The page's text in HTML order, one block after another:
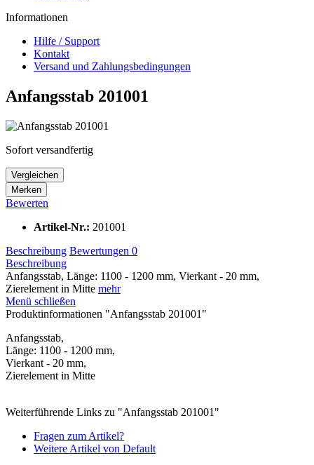
Informationen
Hilfe / Support
Kontakt
Versand und Zahlungsbedingungen
Anfangsstab 201001
Sofort versandfertig
Vergleichen
Merken
Bewerten
Artikel-Nr.: 201001
Beschreibung Bewertungen 0
Beschreibung
Anfangsstab, Länge: 1100 - 1200 mm, Vierkant - 20 mm,
Zierelement in Mitte mehr
Menü schließen
Produktinformationen "Anfangsstab 201001"
Anfangsstab,
Länge: 1100 - 1200 mm,
Vierkant - 20 mm,
Zierelement in Mitte
Weiterführende Links zu "Anfangsstab 201001"
Fragen zum Artikel?
Weitere Artikel von Default